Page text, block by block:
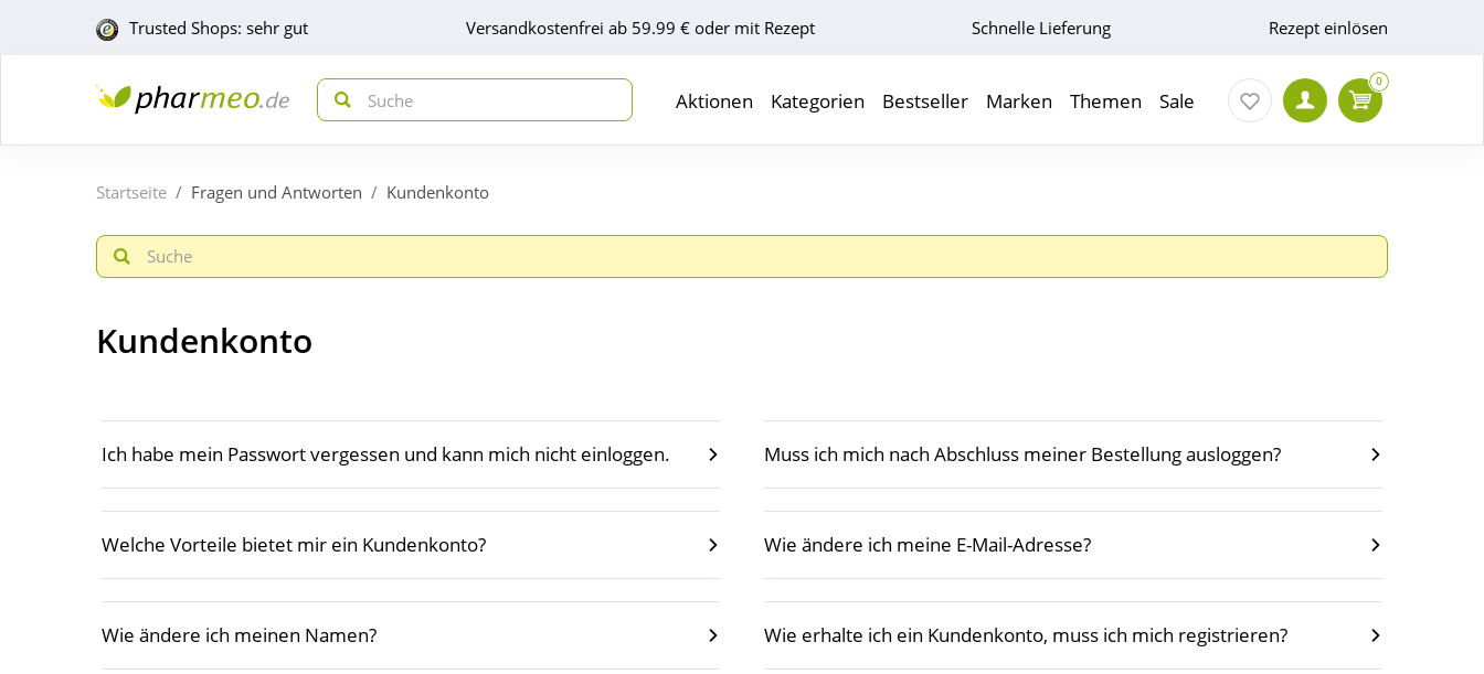
Trusted Shops: sehr gut Versandkostenfrei ab 59.99 € oder mit Rezept Schnelle Lieferung Rezept einlösen
Aktionen Kategorien Bestseller Marken Themen Sale
0
Startseite Fragen und Antworten Kundenkonto
Kundenkonto
Ich habe mein Passwort vergessen und kann mich nicht einloggen. Muss ich mich nach Abschluss meiner Bestellung ausloggen?
Welche Vorteile bietet mir ein Kundenkonto? Wie ändere ich meine E-Mail-Adresse?
Wie ändere ich meinen Namen? Wie erhalte ich ein Kundenkonto, muss ich mich registrieren?